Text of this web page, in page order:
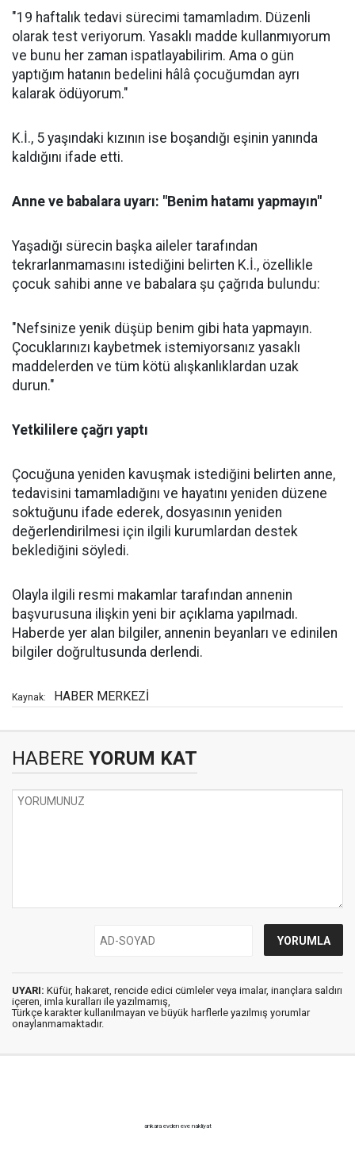
"19 haftalık tedavi sürecimi tamamladım. Düzenli
olarak test veriyorum. Yasaklı madde kullanmıyorum
ve bunu her zaman ispatlayabilirim. Ama o gün
yaptığım hatanın bedelini hâlâ çocuğumdan ayrı
kalarak ödüyorum."
K.İ., 5 yaşındaki kızının ise boşandığı eşinin yanında
kaldığını ifade etti.
Anne ve babalara uyarı: "Benim hatamı yapmayın"
Yaşadığı sürecin başka aileler tarafından
tekrarlanmamasını istediğini belirten K.İ., özellikle
çocuk sahibi anne ve babalara şu çağrıda bulundu:
"Nefsinize yenik düşüp benim gibi hata yapmayın.
Çocuklarınızı kaybetmek istemiyorsanız yasaklı
maddelerden ve tüm kötü alışkanlıklardan uzak
durun."
Yetkililere çağrı yaptı
Çocuğuna yeniden kavuşmak istediğini belirten anne,
tedavisini tamamladığını ve hayatını yeniden düzene
soktuğunu ifade ederek, dosyasının yeniden
değerlendirilmesi için ilgili kurumlardan destek
beklediğini söyledi.
Olayla ilgili resmi makamlar tarafından annenin
başvurusuna ilişkin yeni bir açıklama yapılmadı.
Haberde yer alan bilgiler, annenin beyanları ve edinilen
bilgiler doğrultusunda derlendi.
Kaynak: HABER MERKEZİ
HABERE YORUM KAT
UYARI: Küfür, hakaret, rencide edici cümleler veya imalar, inançlara saldırı
içeren, imla kuralları ile yazılmamış,
Türkçe karakter kullanılmayan ve büyük harflerle yazılmış yorumlar
onaylanmamaktadır.
ankara evden eve nakliyat